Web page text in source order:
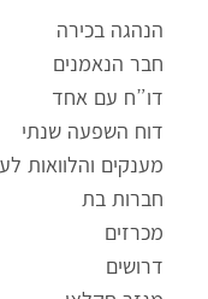
הנהגה בכירה
חבר הנאמנים
דו”ח עם אחד
דוח השפעה שנתי
מענקים והלוואות
חברות בת
מכרזים
דרושים